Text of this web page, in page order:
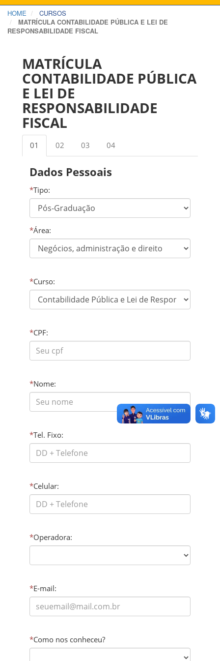
HOME
CURSOS
MATRÍCULA CONTABILIDADE PÚBLICA E LEI DE
RESPONSABILIDADE FISCAL
MATRÍCULA
CONTABILIDADE PÚBLICA
E LEI DE
RESPONSABILIDADE
FISCAL
01 02 03 04
Dados Pessoais
*Tipo:
*Área:
*Curso:
*CPF:
*Nome:
*Tel. Fixo:
*Celular:
*Operadora:
*E-mail:
*Como nos conheceu?